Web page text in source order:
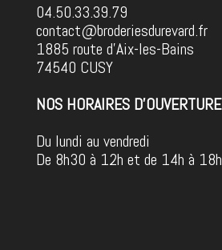
04.50.33.39.79
contact@broderiesdurevard.fr
1885 route d'Aix-les-Bains
74540 CUSY
NOS HORAIRES D'OUVERTURE
Du lundi au vendredi
De 8h30 à 12h et de 14h à 18h